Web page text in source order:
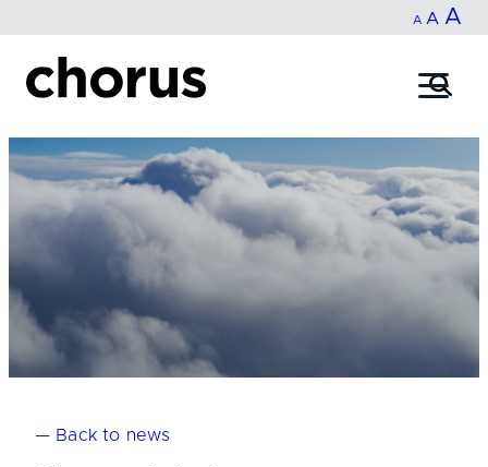
content
A Decrease
size.
A Reset
size.
A
— Back to news